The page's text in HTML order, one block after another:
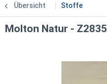
Übersicht Stoffe
Molton Natur - Z2835